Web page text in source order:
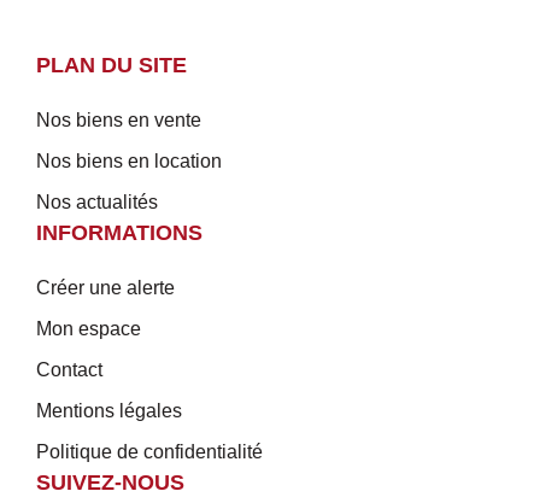
PLAN DU SITE
Nos biens en vente
Nos biens en location
Nos actualités
INFORMATIONS
Créer une alerte
Mon espace
Contact
Mentions légales
Politique de confidentialité
SUIVEZ-NOUS